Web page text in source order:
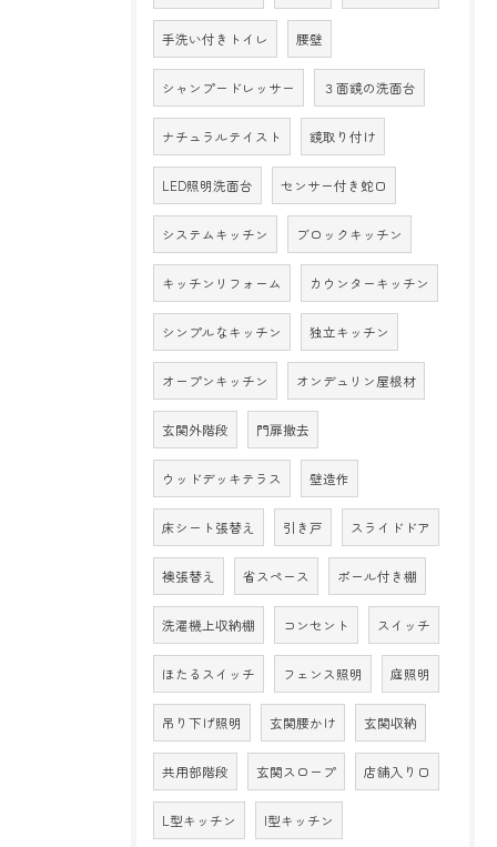
手洗い付きトイレ 腰壁
シャンプードレッサー ３面鏡の洗面台
ナチュラルテイスト 鏡取り付け
LED照明洗面台 センサー付き蛇口
システムキッチン ブロックキッチン
キッチンリフォーム カウンターキッチン
シンプルなキッチン 独立キッチン
オープンキッチン オンデュリン屋根材
玄関外階段 門扉撤去
ウッドデッキテラス 壁造作
床シート張替え 引き戸 スライドドア
襖張替え 省スペース ポール付き棚
洗濯機上収納棚 コンセント スイッチ
ほたるスイッチ フェンス照明 庭照明
吊り下げ照明 玄関腰かけ 玄関収納
共用部階段 玄関スロープ 店舗入り口
L型キッチン I型キッチン